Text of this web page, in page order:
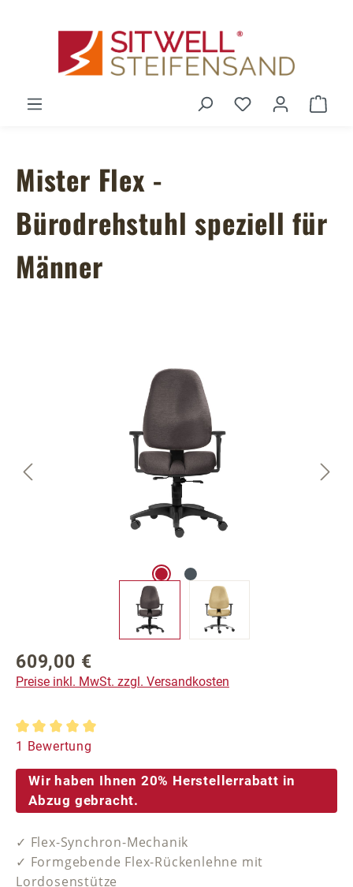
Du hast 0
Mister Flex -
Bürodrehstuhl speziell für
Männer
Bildergalerie überspringen
Regulärer Preis:
609,00 €
Preise inkl. MwSt. zzgl. Versandkosten
Durchschnittliche Bewertung von 5 von 5 Sternen
1 Bewertung
Wir haben Ihnen 20% Herstellerrabatt in
Abzug gebracht.
✓ Flex-Synchron-Mechanik
✓ Formgebende Flex-Rückenlehne mit
Lordosenstütze